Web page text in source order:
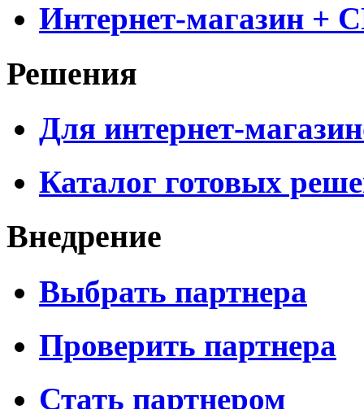
Интернет-магазин +
Решения
Для интернет-
Каталог готовых
Внедрение
Выбрать партнера
Проверить партнера
Стать партнером